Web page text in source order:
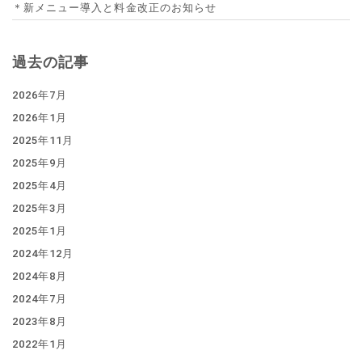
＊新メニュー導入と料金改正のお知らせ
過去の記事
2026年7月
2026年1月
2025年11月
2025年9月
2025年4月
2025年3月
2025年1月
2024年12月
2024年8月
2024年7月
2023年8月
2022年1月